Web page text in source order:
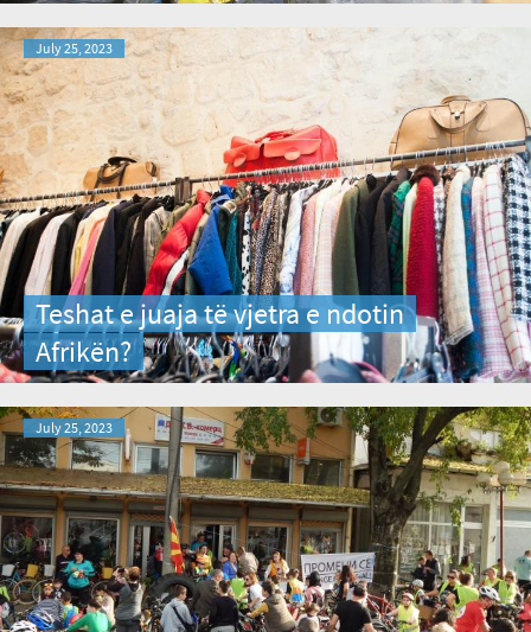
July 25, 2023
Teshat e juaja të vjetra e ndotin
Afrikën?
July 25, 2023